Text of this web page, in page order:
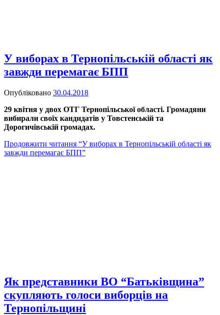
У виборах в Тернопільській області як
завжди перемагає БПП
Опубліковано 30.04.2018
29 квітня у двох ОТГ Тернопільської області. Громадяни
вибирали своїх кандидатів у Товстенській та
Дорогичівській громадах.
Продовжити читання “У виборах в Тернопільській області як
завжди перемагає БПП”
Як представники ВО “Батьківщина”
скупляють голоси виборців на
Тернопільщині